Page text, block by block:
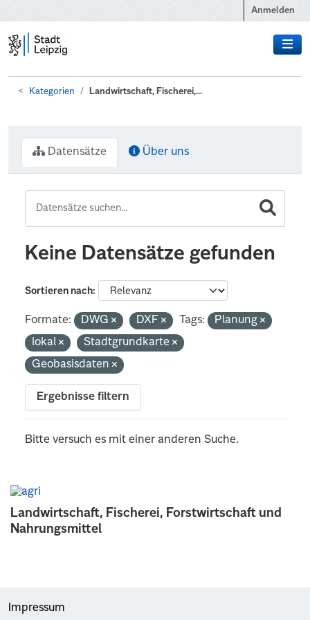
Anmelden
Kategorien Landwirtschaft, Fischerei,...
Landwirtschaft, Fischerei, Forstwirtschaft und
Nahrungsmittel
Datensätze Über uns
Keine Datensätze gefunden
Sortieren nach
Formate: DWG DXF Tags:
Planung
lokal
Stadtgrundkarte
Geobasisdaten
Ergebnisse filtern
Bitte versuch es mit einer anderen Suche.
Impressum